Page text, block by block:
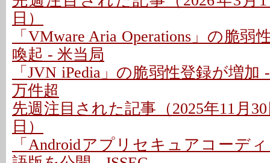
日）
「VMware Aria Operations」の脆弱
喚起 - 米当局
「JVN iPedia」の脆弱性登録が増加
万件超
先週注目された記事（2025年11月
日）
「Androidアプリセキュアコーデ